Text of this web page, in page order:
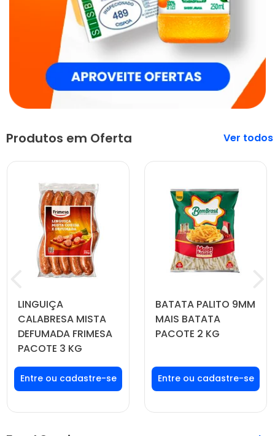
Produtos em Oferta
LINGUIÇA
CALABRESA MISTA
DEFUMADA FRIMESA
PACOTE 3 KG
Faça seu login ou
cadastre-se para
ver preços e
BATATA PALITO 9MM
MAIS BATATA
PACOTE 2 KG
Faça seu login ou
cadastre-se para
ver preços e